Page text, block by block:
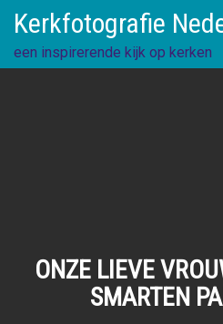
content
Kerkfotografie
een inspirerende kijk op kerken
ONZE LIEVE
SMARTEN